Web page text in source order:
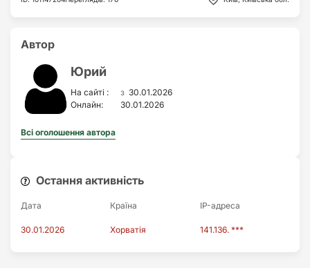
Автор
Юрий
На сайті : з 30.01.2026
Онлайн:
30.01.2026
Всі оголошення автора
Остання активність
Дата Країна IP-адреса
30.01.2026 Хорватія 141.136. ***